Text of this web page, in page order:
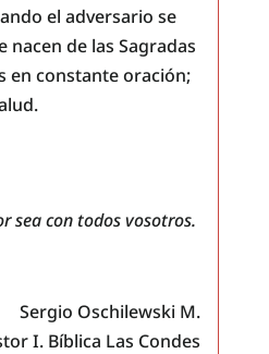
el adversario se
de las Sagradas
en constante oración;
sea con todos vosotros.
Sergio Oschilewski M.
I. Bíblica Las Condes